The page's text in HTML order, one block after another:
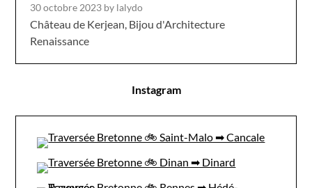
30 octobre 2023 by lalydo
Château de Kerjean, Bijou d'Architecture
Renaissance
Instagram